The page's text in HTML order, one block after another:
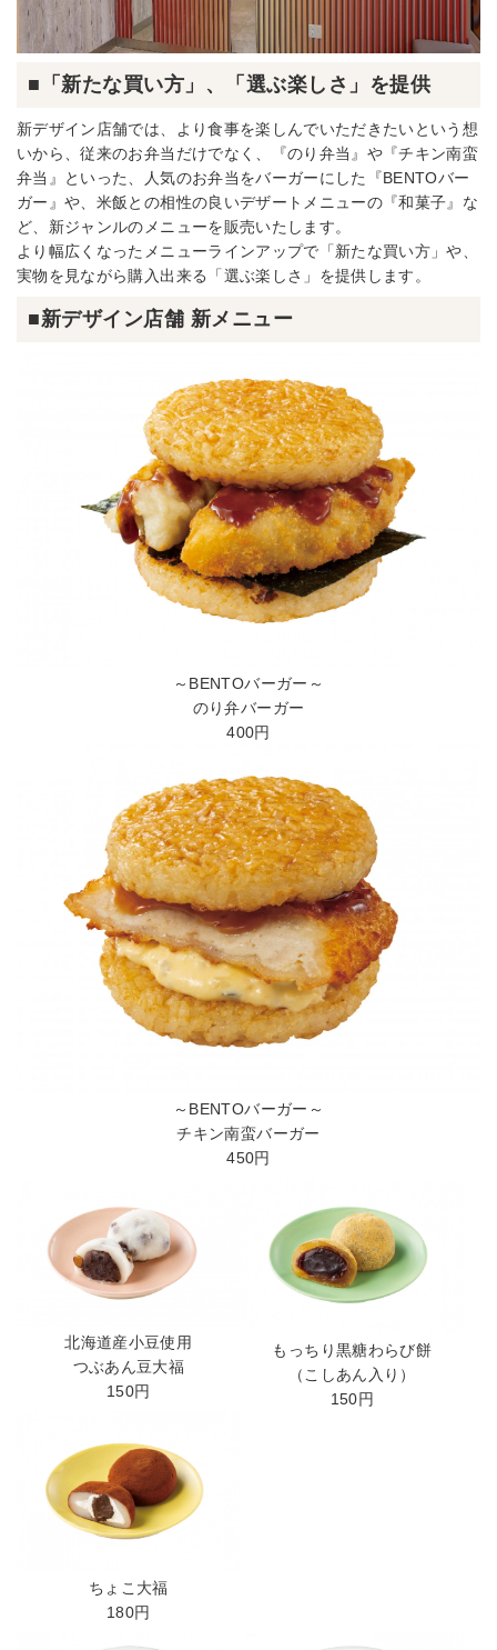
■「新たな買い方」、「選ぶ楽しさ」を提供
新デザイン店舗では、より食事を楽しんでいただきたいという想
いから、従来のお弁当だけでなく、『のり弁当』や『チキン南蛮
弁当』といった、人気のお弁当をバーガーにした『BENTOバー
ガー』や、米飯との相性の良いデザートメニューの『和菓子』な
ど、新ジャンルのメニューを販売いたします。
より幅広くなったメニューラインアップで「新たな買い方」や、
実物を見ながら購入出来る「選ぶ楽しさ」を提供します。
■新デザイン店舗 新メニュー
～BENTOバーガー～
のり弁バーガー
400円
～BENTOバーガー～
チキン南蛮バーガー
450円
北海道産小豆使用
つぶあん豆大福
150円
もっちり黒糖わらび餅
（こしあん入り）
150円
ちょこ大福
180円